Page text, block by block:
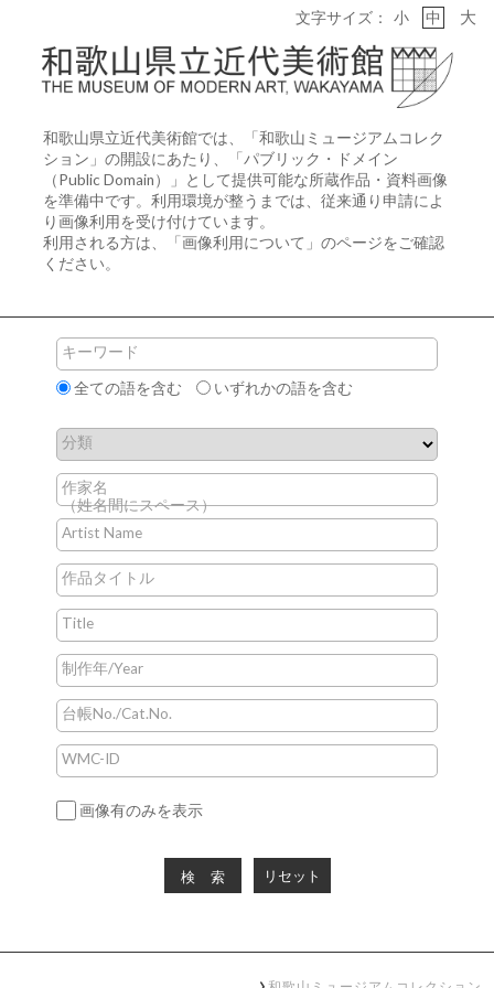
和歌山県立近代美術館では、「和歌山ミュージアムコレク
ション 」の開設にあたり、「パブリック・ドメイン
（Public Domain）」として提供可能な所蔵作品・資料画像
を準備中です。利用環境が整うまでは、従来通り申請によ
り画像利用を受け付けています。
利用される方は、「画像利用について 」のページをご確認
ください。
文字サイズ： 小 中 大
キーワード
全ての語を含む いずれかの語を含む
分類
作家名
（姓名間にスペース）
Artist Name
作品タイトル
Title
制作年/Year
台帳No./Cat.No.
WMC-ID
画像有のみを表示
検索 リセット